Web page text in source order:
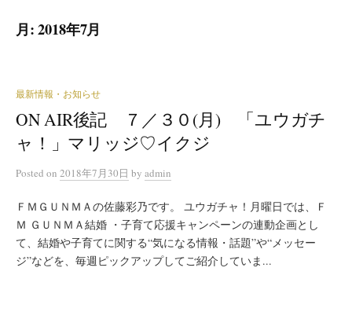
月:2018年7月
最新情報・お知らせ
ON AIR後記 ７／３０(月) 「ユウガチ
ャ！」マリッジ♡イクジ
Posted on 2018年7月30日 by admin
ＦＭＧＵＮＭＡの佐藤彩乃です。 ユウガチャ！月曜日では、Ｆ
Ｍ ＧＵＮＭＡ結婚 ・子育て応援キャンペーンの連動企画とし
て、結婚や子育てに関する“気になる情報・話題”や“メッセー
ジ”などを、毎週ピックアップしてご紹介していま...